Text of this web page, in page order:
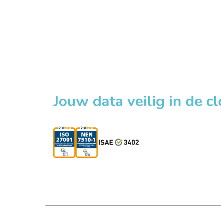
Jouw data veilig in de